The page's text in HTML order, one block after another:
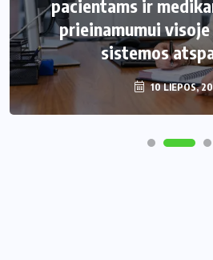
pacientams ir
prieinamumui
sistemos
10 LIEPOS,